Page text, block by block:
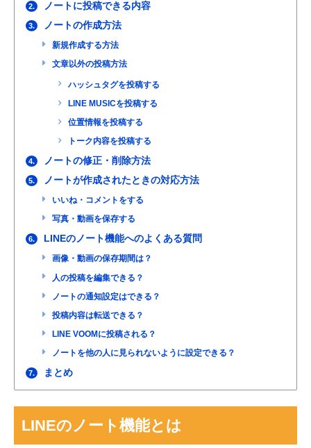
2. ノートに投稿できる内容
3. ノートの作成方法
新規作成する方法
文章以外の投稿方法
ハッシュタグを投稿する
LINE MUSICを投稿する
位置情報を投稿する
トーク内容を投稿する
4. ノートの修正・削除方法
5. ノートが作成されたときの対応方法
いいね・コメントをする
写真・動画を保存する
6. LINEのノート機能へのよくある質問
画像・動画の保存期間は？
人の投稿を編集できる？
ノートの通知設定はできる？
投稿内容は転送できる？
LINE VOOMに投稿される？
ノートを他の人に見られないように設定できる？
7. まとめ
LINEのノート機能とは